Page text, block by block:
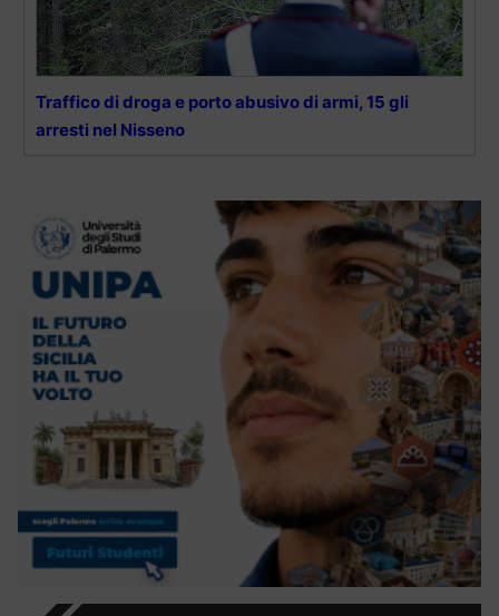
Traffico di droga e porto abusivo di armi, 15 gli
arresti nel Nisseno